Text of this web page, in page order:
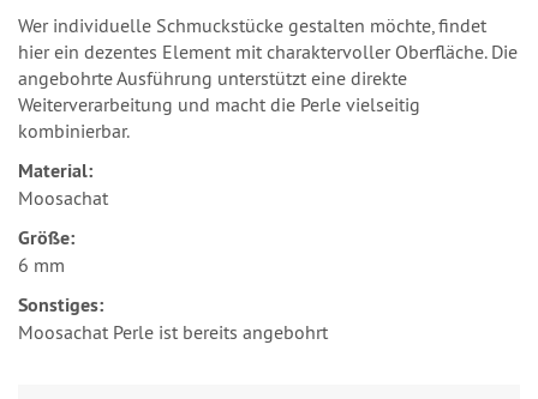
Wer individuelle Schmuckstücke gestalten möchte, findet
hier ein dezentes Element mit charaktervoller Oberfläche. Die
angebohrte Ausführung unterstützt eine direkte
Weiterverarbeitung und macht die Perle vielseitig
kombinierbar.
Material:
Moosachat
Größe:
6 mm
Sonstiges:
Moosachat Perle ist bereits angebohrt